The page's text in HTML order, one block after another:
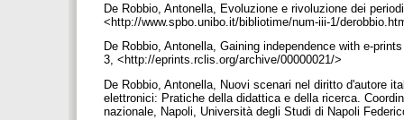
De Robbio, Antonella, Evoluzione e rivoluzione dei
<http://www.spbo.unibo.it/bibliotime/num-iii-1/
De Robbio, Antonella, Gaining independence with e-
3, <http://eprints.rclis.org/archive/00000021/>
De Robbio, Antonella, Nuovi scenari nel diritto d'autore
elettronici: Pratiche della didattica e della ricerca.
nazionale, Napoli, Università degli Studi di Napoli